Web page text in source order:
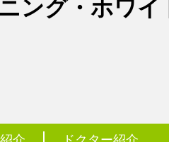
ング・ホワイ
矯正歯科 川崎・新百合ヶ丘